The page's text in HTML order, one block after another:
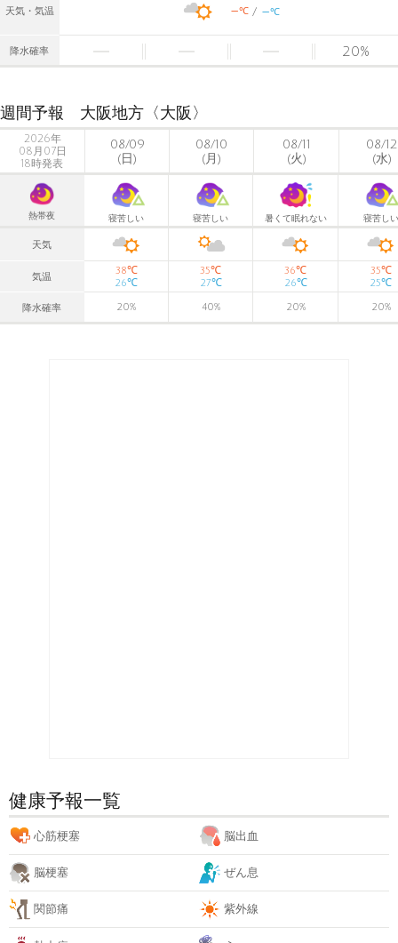
天気・気温 -℃ -℃
降水確率 20%
週間予報 大阪地方〈大阪〉
2026年
08月07日
18時発表
08/09
(日)
08/10
(月)
08/11
(火)
08/12
(水)
熱帯夜 寝苦しい 寝苦しい 暑くて眠れない 寝苦しい
天気
気温
38℃
26℃
35℃
27℃
36℃
26℃
35℃
25℃
降水確率 20% 40% 20% 20%
健康予報一覧
心筋梗塞 脳出血
脳梗塞 ぜん息
関節痛 紫外線